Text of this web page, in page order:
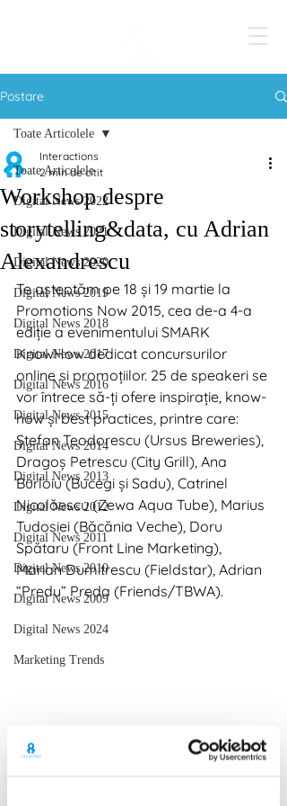
Postare
Toate Articolele
Digital News 2022
Digital News 2021
Digital News 2020
Digital News 2019
Digital News 2018
Digital News 2017
Digital News 2016
Digital News 2015
Digital News 2014
Digital News 2013
Digital News 2012
Digital News 2011
Digital News 2010
Digital News 2009
Digital News 2024
Marketing Trends
Toate Articolele
Workshop despre
storytelling&data, cu Adrian
Alexandrescu
Interactions
2 min de citit
Te așteptăm pe 18 și 19 martie la
Promotions Now 2015, cea de-a 4-a
ediție a evenimentului SMARK
KnowHow dedicat concursurilor
online și promoțiilor. 25 de speakeri se
vor întrece să-ți ofere inspirație, know-
how și best practices, printre care:
Ștefan Teodorescu (Ursus Breweries),
Dragoș Petrescu (City Grill), Ana
Burloiu (Bucegi și Sadu), Catrinel
Nicolăescu (Zewa Aqua Tube), Marius
Tudosiei (Băcănia Veche), Doru
Spătaru (Front Line Marketing),
Marian Dumitrescu (Fieldstar), Adrian
“Predu” Preda (Friends/TBWA).
Evenimentul este structurat pe două